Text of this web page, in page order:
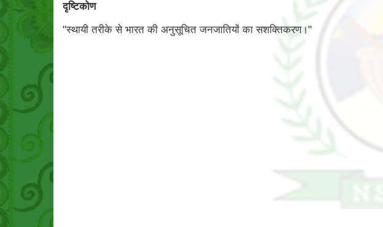
दृष्टिकोण
"स्थायी तरीके से भारत की अनुसूचित जनजातियों का सशक्तिकरण।"